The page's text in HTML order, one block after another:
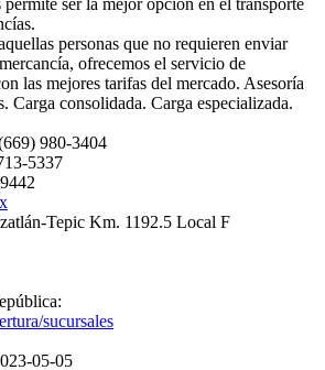
personas que no requieren enviar
ofrecemos el servicio de
las mejores tarifas del mercado. Asesoría
Carga consolidada. Carga especializada.
980-3404
5337
Tepic Km. 1192.5 Local F
sucursales
05-05